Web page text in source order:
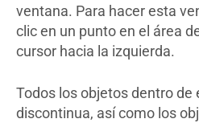
ventana. Para hacer esta
clic en un punto en el área
cursor hacia la izquierda.
Todos los objetos dentro de
discontinua, así como los